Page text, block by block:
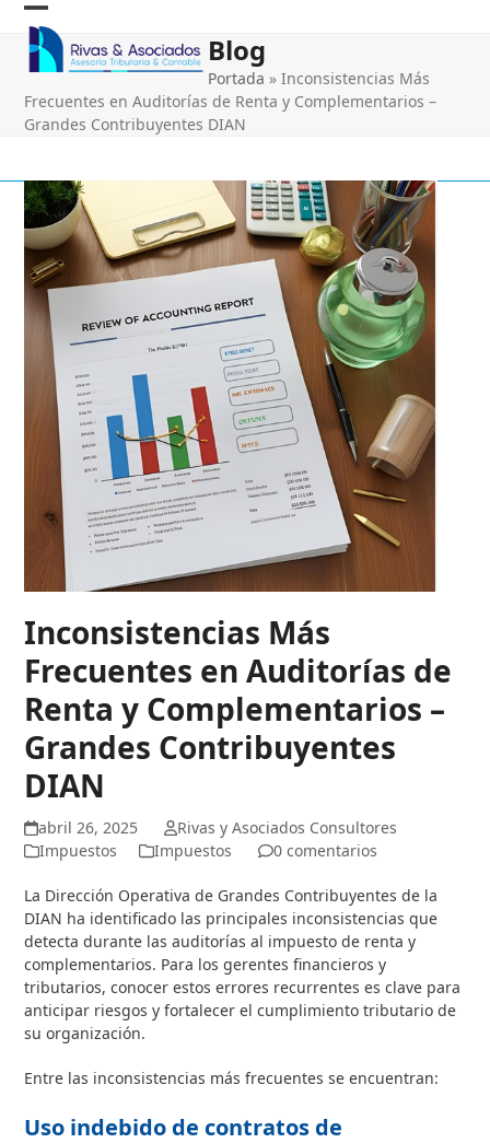
Skip
content
Open
mobile
menu
Close
mobile
menu
Blog
Portada »Inconsistencias Más
Frecuentes en Auditorías de Renta y Complementarios –
Grandes Contribuyentes DIAN
Inconsistencias Más
Frecuentes en Auditorías de
Renta y Complementarios –
Grandes Contribuyentes
DIAN
abril 26, 2025
Rivas y Asociados Consultores
Impuestos
Impuestos 0 comentarios
La Dirección Operativa de Grandes Contribuyentes de la
DIAN ha identificado las principales inconsistencias que
detecta durante las auditorías al impuesto de renta y
complementarios. Para los gerentes financieros y
tributarios, conocer estos errores recurrentes es clave para
anticipar riesgos y fortalecer el cumplimiento tributario de
su organización.
Entre las inconsistencias más frecuentes se encuentran:
Uso indebido de contratos de